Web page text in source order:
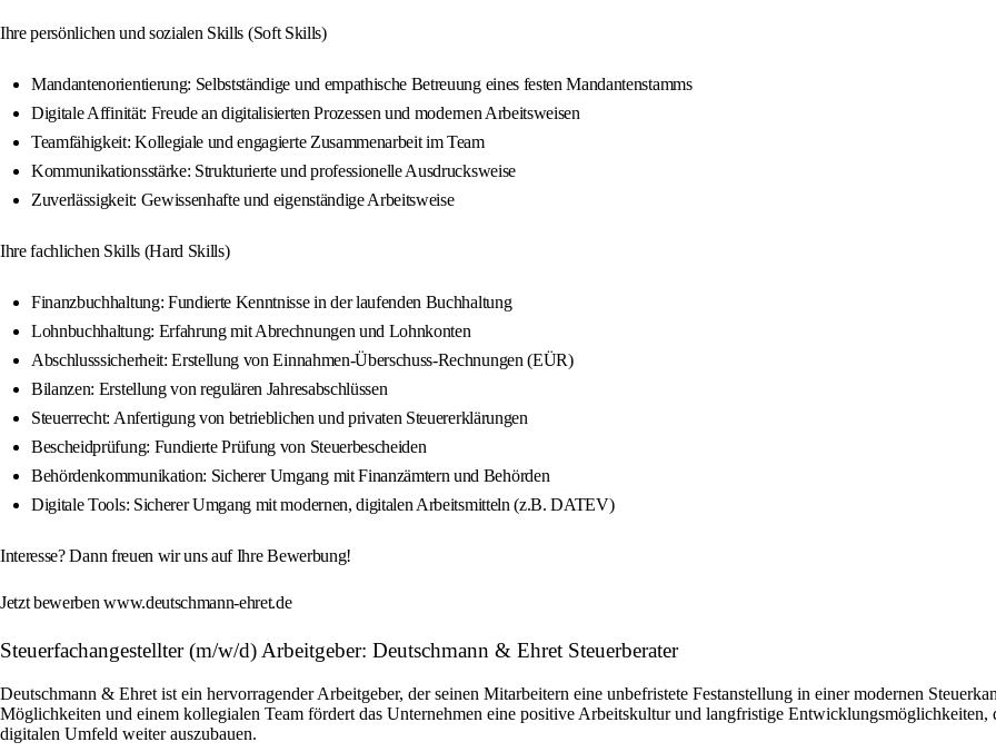
Ihre persönlichen und sozialen Skills (Soft Skills)
Mandantenorientierung: Selbstständige und empathische Betreuung eines festen Mandantenstamms
Digitale Affinität: Freude an digitalisierten Prozessen und modernen Arbeitsweisen
Teamfähigkeit: Kollegiale und engagierte Zusammenarbeit im Team
Kommunikationsstärke: Strukturierte und professionelle Ausdrucksweise
Zuverlässigkeit: Gewissenhafte und eigenständige Arbeitsweise
Ihre fachlichen Skills (Hard Skills)
Finanzbuchhaltung: Fundierte Kenntnisse in der laufenden Buchhaltung
Lohnbuchhaltung: Erfahrung mit Abrechnungen und Lohnkonten
Abschlusssicherheit: Erstellung von Einnahmen-Überschuss-Rechnungen (EÜR)
Bilanzen: Erstellung von regulären Jahresabschlüssen
Steuerrecht: Anfertigung von betrieblichen und privaten Steuererklärungen
Bescheidprüfung: Fundierte Prüfung von Steuerbescheiden
Behördenkommunikation: Sicherer Umgang mit Finanzämtern und Behörden
Digitale Tools: Sicherer Umgang mit modernen, digitalen Arbeitsmitteln (z.B. DATEV)
Interesse? Dann freuen wir uns auf Ihre Bewerbung!
Jetzt bewerben www.deutschmann-ehret.de
Steuerfachangestellter (m/w/d) Arbeitgeber: Deutschmann & Ehret Steuerberater
Deutschmann & Ehret ist ein hervorragender Arbeitgeber, der seinen Mitarbeitern eine unbefristete Festanstellung in einer modernen
Möglichkeiten und einem kollegialen Team fördert das Unternehmen eine positive Arbeitskultur und langfristige
digitalen Umfeld weiter auszubauen.